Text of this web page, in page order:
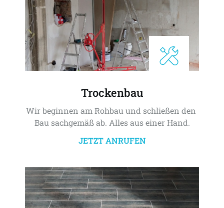
Trockenbau
Wir beginnen am Rohbau und schließen den
Bau sachgemäß ab. Alles aus einer Hand.
JETZT ANRUFEN